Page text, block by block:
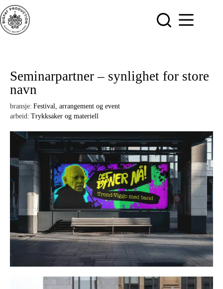
Hopp
til
innholdet
Seminarpartner – synlighet for store
navn
bransje: Festival, arrangement og event
arbeid: Trykksaker og materiell